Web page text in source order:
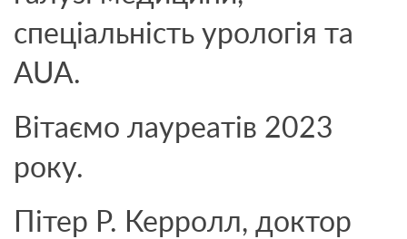
спеціальність урологія та
AUA.
Вітаємо лауреатів 2023
року.
Пітер Р. Керролл, доктор